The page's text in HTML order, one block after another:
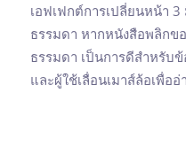
เอฟเฟกต์การเปลี่ยนหน้า
ธรรมดา หากหนังสือพลิก
ธรรมดา เป็นการดีสำหรับ
และผู้ใช้เลื่อนเมาส์ล้อเพื่ออ่